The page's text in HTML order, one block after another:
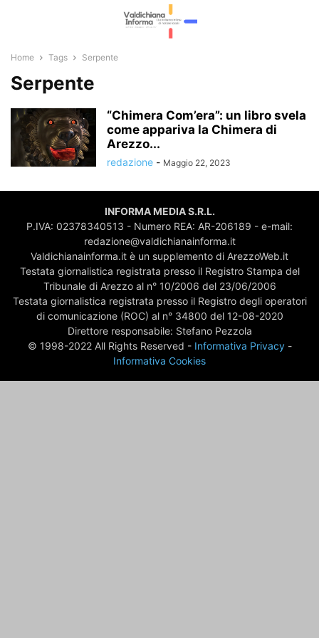
Home Tags Serpente
Serpente
“Chimera Com’era”: un libro svela
come appariva la Chimera di
Arezzo...
redazione - Maggio 22, 2023
INFORMA MEDIA S.R.L.
P.IVA: 02378340513 - Numero REA: AR-206189 - e-mail:
redazione@valdichianainforma.it
Valdichianainforma.it è un supplemento di ArezzoWeb.it
Testata giornalistica registrata presso il Registro Stampa del
Tribunale di Arezzo al n° 10/2006 del 23/06/2006
Testata giornalistica registrata presso il Registro degli operatori
di comunicazione (ROC) al n° 34800 del 12-08-2020
Direttore responsabile: Stefano Pezzola
© 1998-2022 All Rights Reserved - Informativa Privacy-
Informativa Cookies